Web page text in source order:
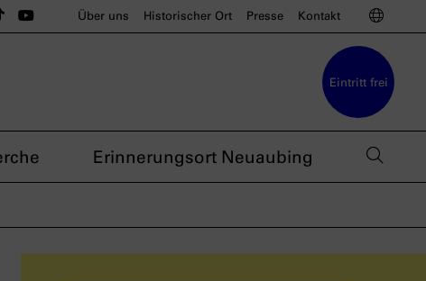
München auf Instagram
München auf BlueSky
nsdoku München auf Threads
Das nsdoku München auf TikTok
Das nsdoku München auf YouTube
Über uns Historischer Ort Presse Kontakt
Eintritt frei
Erinnerungsort Neuaubing